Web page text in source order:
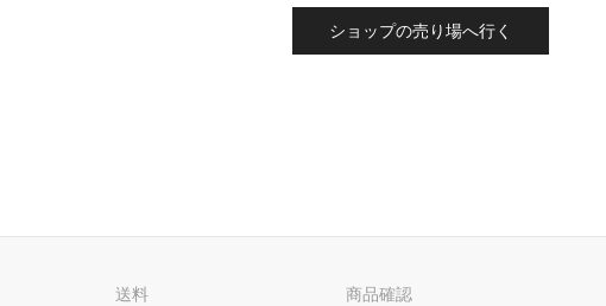
ショップの売り場へ行く
送料 商品確認